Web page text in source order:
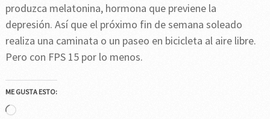
produzca melatonina, hormona que previene la
depresión. Así que el próximo fin de semana soleado
realiza una caminata o un paseo en bicicleta al aire libre.
Pero con FPS 15 por lo menos.
ME GUSTA ESTO:
Cargando...